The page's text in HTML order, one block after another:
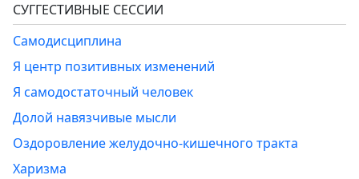
СУГГЕСТИВНЫЕ СЕССИИ
Самодисциплина
Я центр позитивных изменений
Я самодостаточный человек
Долой навязчивые мысли
Оздоровление желудочно-кишечного тракта
Харизма